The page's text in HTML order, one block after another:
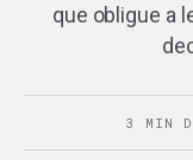
que obligue a
3 MIN